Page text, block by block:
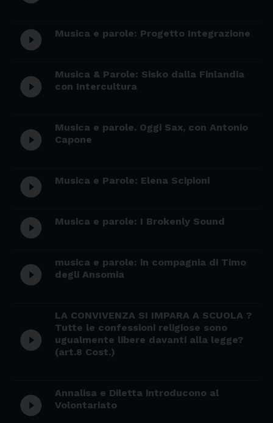
play_circle_filled Musica e parole: Progetto Integrazione
play_circle_filled
Musica & Parole: Sisko dalla Finlandia
con Intercultura
play_circle_filled
Musica e parole. Oggi Sax, con Antonio
Capone
play_circle_filled Musica e Parole: Elena Scipioni
play_circle_filled Musica e parole: I Brokenly Sound
play_circle_filled
musica e parole: in compagnia di Timo
degli Ansomia
play_circle_filled
LA CONVIVENZA SI IMPARA A SCUOLA ?
Tutte le confessioni religiose sono
ugualmente libere davanti alla legge?
(art.8 Cost.)
play_circle_filled
Annalisa e Diletta introducono al
Volontariato